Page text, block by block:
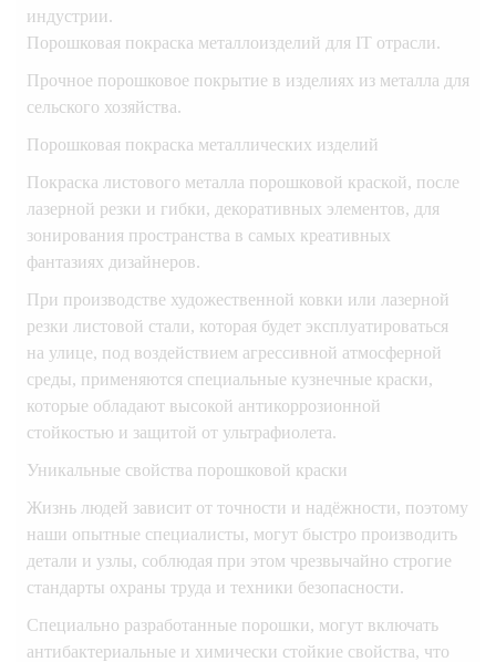
индустрии.
Порошковая покраска металлоизделий для IT отрасли.
Прочное порошковое покрытие в изделиях из металла для
сельского хозяйства.
Порошковая покраска металлических изделий
Покраска листового металла порошковой краской, после
лазерной резки и гибки, декоративных элементов, для
зонирования пространства в самых креативных
фантазиях дизайнеров.
При производстве художественной ковки или лазерной
резки листовой стали, которая будет эксплуатироваться
на улице, под воздействием агрессивной атмосферной
среды, применяются специальные кузнечные краски,
которые обладают высокой антикоррозионной
стойкостью и защитой от ультрафиолета.
Уникальные свойства порошковой краски
Жизнь людей зависит от точности и надёжности, поэтому
наши опытные специалисты, могут быстро производить
детали и узлы, соблюдая при этом чрезвычайно строгие
стандарты охраны труда и техники безопасности.
Специально разработанные порошки, могут включать
антибактериальные и химически стойкие свойства, что